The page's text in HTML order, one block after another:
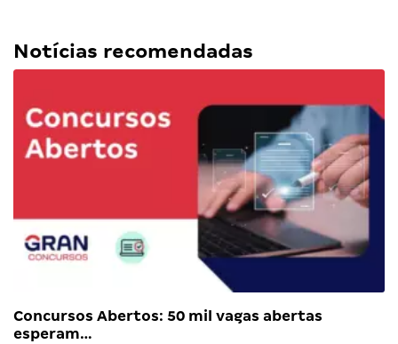
Notícias recomendadas
Concursos Abertos: 50 mil vagas abertas
esperam…